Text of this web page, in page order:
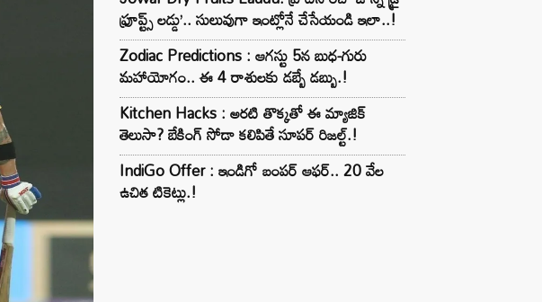
ఫ్రూప్ట్స్ లడ్డు’.. సులువుగా ఇంట్లోనే చేసేయండి ఇలా..!
Zodiac Predictions : ఆగస్టు 5న బుధ-గురు
మహాయోగం.. ఈ 4 రాశులకు డబ్బే డబ్బు.!
Kitchen Hacks : అరటి తొక్కతో ఈ మ్యాజిక్
తెలుసా? బేకింగ్ సోడా కలిపితే సూపర్ రిజల్ట్.!
IndiGo Offer : ఇండిగో బంపర్ ఆఫర్.. 20 వేల
ఉచిత టికెట్లు.!